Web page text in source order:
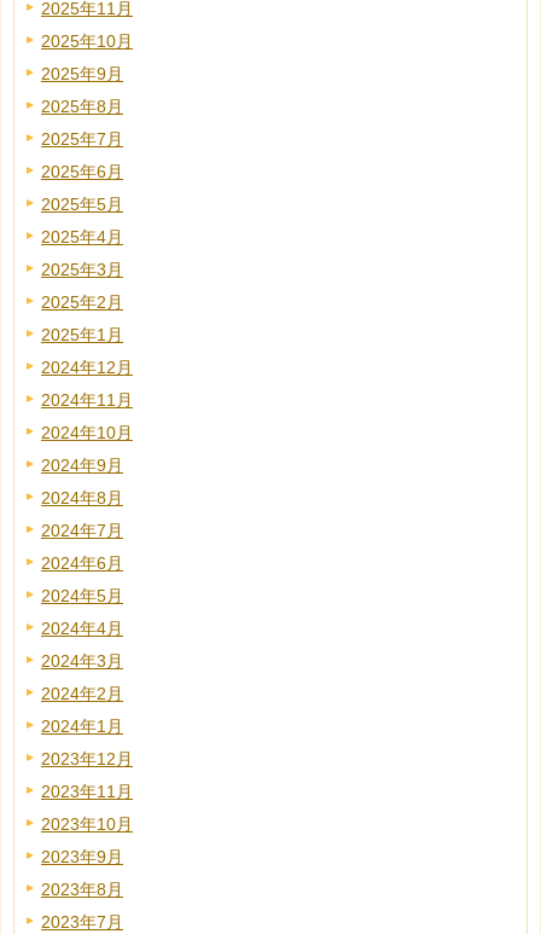
2025年11月
2025年10月
2025年9月
2025年8月
2025年7月
2025年6月
2025年5月
2025年4月
2025年3月
2025年2月
2025年1月
2024年12月
2024年11月
2024年10月
2024年9月
2024年8月
2024年7月
2024年6月
2024年5月
2024年4月
2024年3月
2024年2月
2024年1月
2023年12月
2023年11月
2023年10月
2023年9月
2023年8月
2023年7月